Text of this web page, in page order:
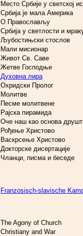
Место Србије у светској
Србија је мала Америка
О Православљу
Србија у светлости и
Љубостињски стослов
Мали мисионар
Живот Св. Саве
Жетве Господње
Духовна лира
Охридски Пролог
Молитве
Песме молитвене
Рајска пирамида
Оче наш као основа
Рођење Христово
Васкрсење Христово
Докторске дисертације
Чланци, писма и беседе
Franzosisch-slavische
The Agony of Church
Christiany and War